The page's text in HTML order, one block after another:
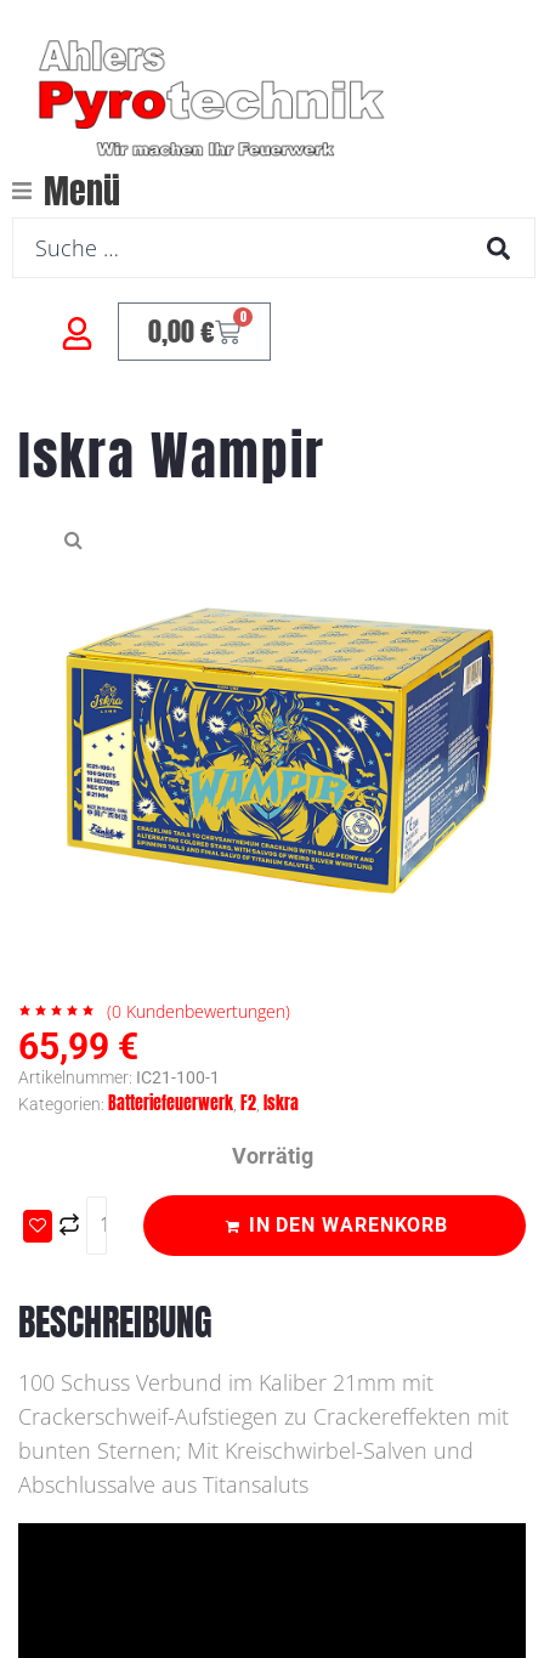
Menü
0,00€ 0
BESCHREIBUNG
100 Schuss Verbund im Kaliber 21mm mit
Crackerschweif-Aufstiegen zu Crackereffekten mit
bunten Sternen; Mit Kreischwirbel-Salven und
Abschlussalve aus Titansaluts
Iskra Wampir
(0 Kundenbewertungen)
65,99 €
Artikelnummer: IC21-100-1
Kategorien: Batteriefeuerwerk F2 Iskra
Vorrätig
IN DEN WARENKORB